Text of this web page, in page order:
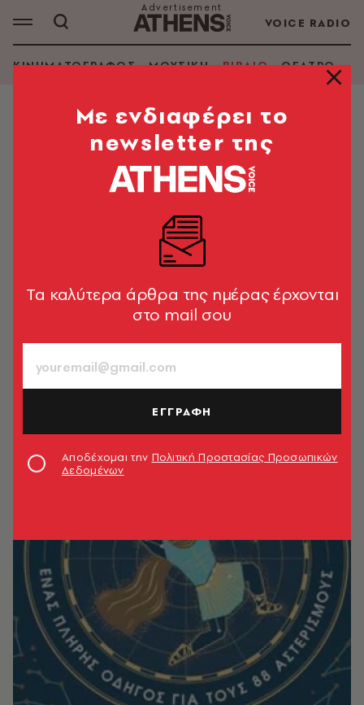
VOICE RADIO
ΚΙΝΗΜΑΤΟΓΡΑΦΟΣ ΜΟΥΣΙΚΗ ΒΙΒΛΙΟ ΘΕΑΤΡΟ -
SARA GILLINGHAM
ΑΝΑΖΗΤΗΣΗ ΒΙΒΛΙΟΥ
Mε ενδιαφέρει το
newsletter της
Tα καλύτερα άρθρα της ημέρας έρχονται
στο mail σου
ΕΓΓΡΑΦΗ
Αποδέχομαι την Πολιτική Προστασίας Προσωπικών
Δεδομένων